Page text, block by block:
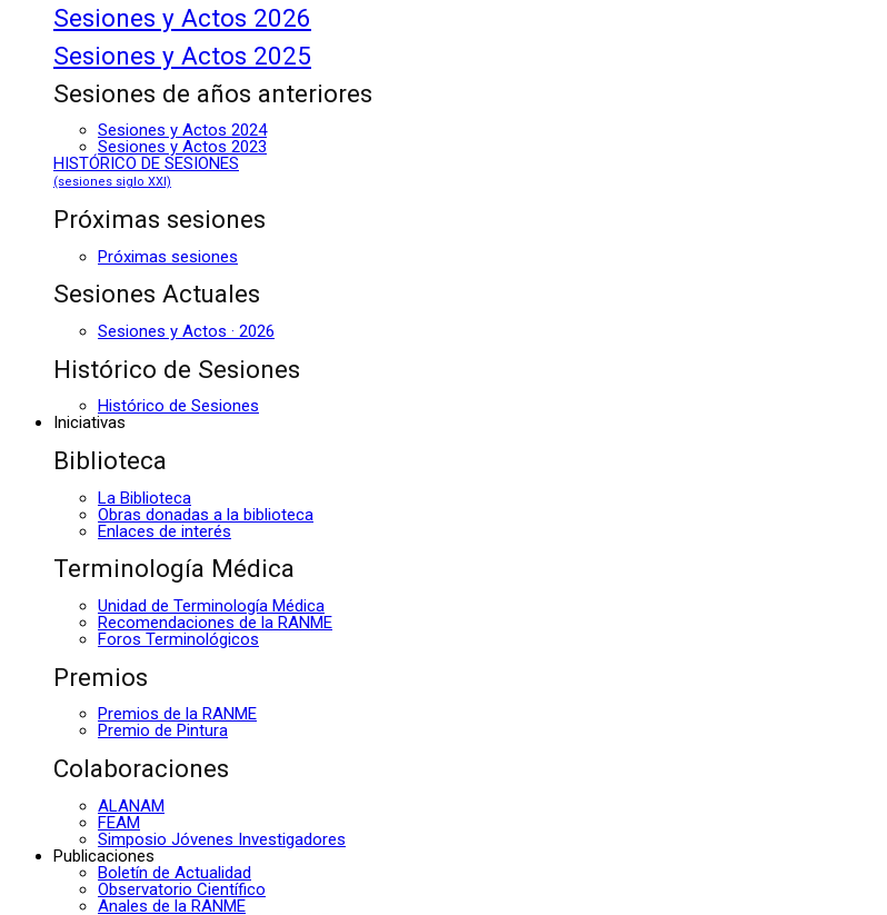
Sesiones y Actos 2026
Sesiones y Actos 2025
Sesiones de años anteriores
Sesiones y Actos 2024
Sesiones y Actos 2023
HISTÓRICO DE SESIONES
(sesiones siglo XXI)
Próximas sesiones
Próximas sesiones
Sesiones Actuales
Sesiones y Actos · 2026
Histórico de Sesiones
Histórico de Sesiones
Iniciativas
Biblioteca
La Biblioteca
Obras donadas a la biblioteca
Enlaces de interés
Terminología Médica
Unidad de Terminología Médica
Recomendaciones de la RANME
Foros Terminológicos
Premios
Premios de la RANME
Premio de Pintura
Colaboraciones
ALANAM
FEAM
Simposio Jóvenes Investigadores
Publicaciones
Boletín de Actualidad
Observatorio Científico
Anales de la RANME